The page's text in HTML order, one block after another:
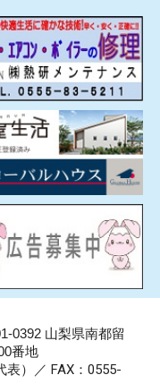
0392 山梨県南都留
番地
表）／ FAX：0555-